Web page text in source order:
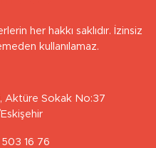
her hakkı saklıdır. İzinsiz
kullanılamaz.
Aktüre Sokak No:37
16 76